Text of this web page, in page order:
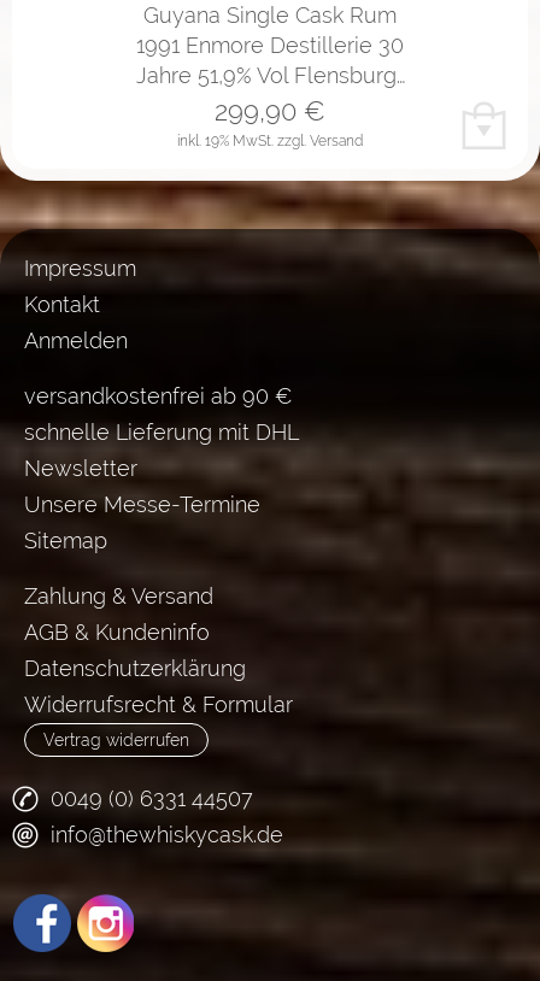
Guyana Single Cask Rum
1991 Enmore Destillerie 30
Jahre 51,9% Vol Flensburg…
inkl. 19% MwSt. zzgl. Versand
299,90 €
Impressum
Kontakt
Anmelden
versandkostenfrei ab 90 €
schnelle Lieferung mit DHL
Newsletter
Unsere Messe-Termine
Sitemap
Zahlung & Versand
AGB & Kundeninfo
Datenschutzerklärung
Widerrufsrecht & Formular
Vertrag widerrufen
0049 (0) 6331 44507
info@thewhiskycask.de